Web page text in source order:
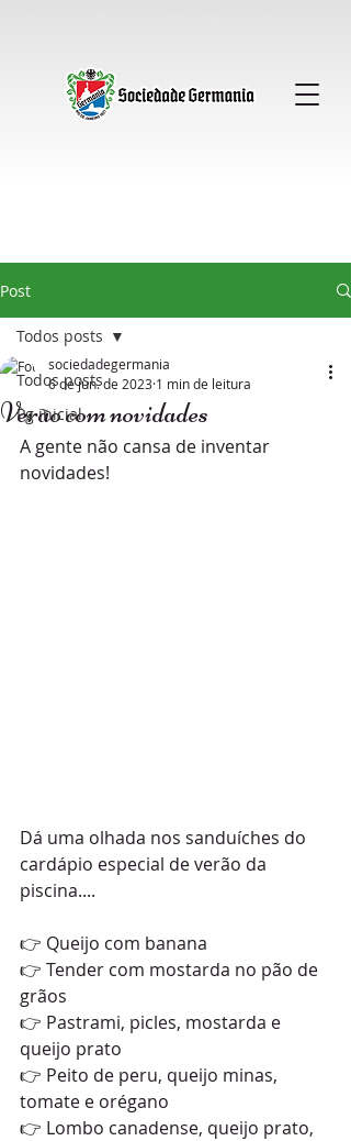
Post
Todos posts
Pg inicial
Todos posts
Verão com novidades
sociedadegermania
6 de jun. de 2023 1 min de leitura
A gente não cansa de inventar
novidades!
Dá uma olhada nos sanduíches do
cardápio especial de verão da
piscina....
👉 Queijo com banana
👉 Tender com mostarda no pão de
grãos
👉 Pastrami, picles, mostarda e
queijo prato
👉 Peito de peru, queijo minas,
tomate e orégano
👉 Lombo canadense, queijo prato,